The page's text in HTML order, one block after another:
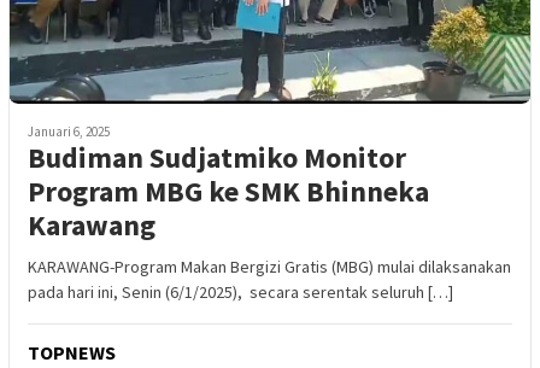
Januari 6, 2025
Budiman Sudjatmiko Monitor
Program MBG ke SMK Bhinneka
Karawang
KARAWANG-Program Makan Bergizi Gratis (MBG) mulai dilaksanakan
pada hari ini, Senin (6/1/2025), secara serentak seluruh […]
TOPNEWS